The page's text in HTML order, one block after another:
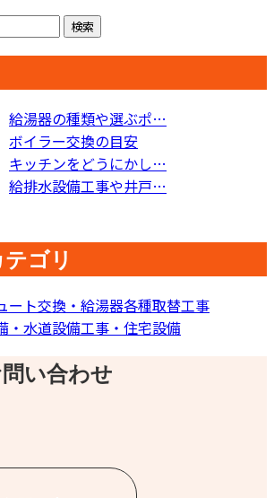
給湯器の種類や選ぶポ…
ボイラー交換の目安
キッチンをどうにかし…
給排水設備工事や井戸…
ゴリ
ート交換・給湯器各種取替工事
・水道設備工事・住宅設備
い合わせ